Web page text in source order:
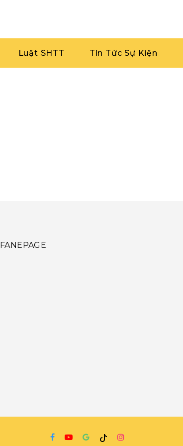
Luật SHTT Tin Tức Sự Kiện
FANEPAGE